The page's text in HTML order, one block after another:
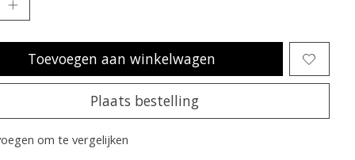
Toevoegen aan winkelwagen
Plaats bestelling
om te vergelijken